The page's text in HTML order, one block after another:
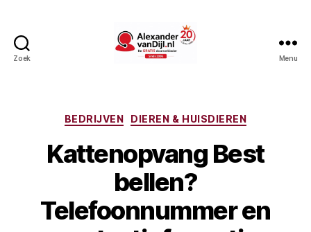
Zoek Menu
Categorieën
BEDRIJVEN DIEREN & HUISDIEREN
Kattenopvang Best
bellen?
Telefoonnummer en